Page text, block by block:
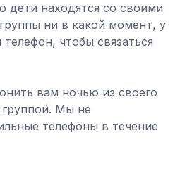
дети находятся со своими
ни в какой момент, у
чтобы связаться
вам ночью из своего
группой. Мы не
телефоны в течение